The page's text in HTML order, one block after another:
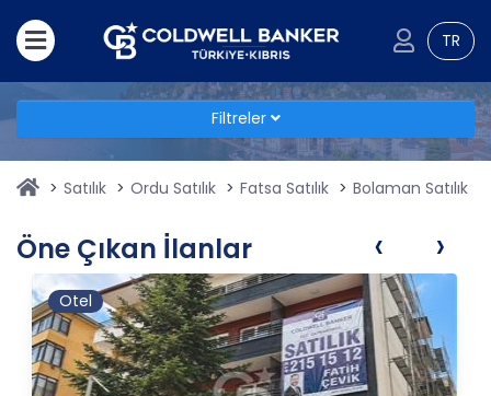
TR
Filtreler
Satılık Ordu Satılık Fatsa Satılık Bolaman Satılık
Öne Çıkan İlanlar
Otel
‹ ›